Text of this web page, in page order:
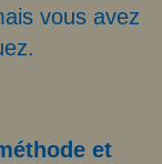
vous avez
et